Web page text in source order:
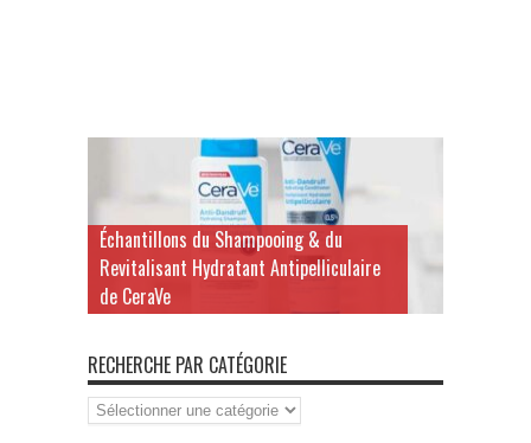
Échantillons du Shampooing & du
Revitalisant Hydratant Antipelliculaire
de CeraVe
RECHERCHE PAR CATÉGORIE
Recherche
par